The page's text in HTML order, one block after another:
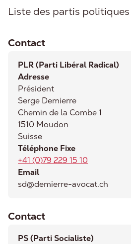
Liste des partis
Contact
PLR (Parti Libéral Radical)
Adresse
Président
Serge Demierre
Chemin de la Combe 1
1510 Moudon
Suisse
Téléphone Fixe
+41 (0)79 229 15 10
Email
sd@demierre-avocat.ch
Contact
PS (Parti Socialiste)